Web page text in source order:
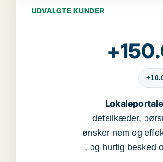
UDVALGTE KUNDER
detailkæder,
ønsker nem og
, og hurtig besked